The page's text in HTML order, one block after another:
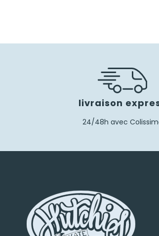
livraison
24/48h avec